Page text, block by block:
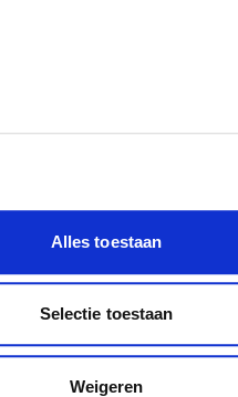
Alles toestaan
Selectie toestaan
Weigeren
Lease
Lease